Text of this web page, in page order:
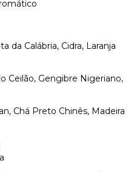
da Calábria, Cidra, Laranja
Ceilão, Gengibre Nigeriano,
Chá Preto Chinês, Madeira